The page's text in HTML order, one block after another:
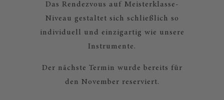
Das Rendezvous auf Meisterklasse-
Niveau gestaltet sich schließlich so
individuell und einzigartig wie unsere
Instrumente.
Der nächste Termin wurde bereits für
den November reserviert.